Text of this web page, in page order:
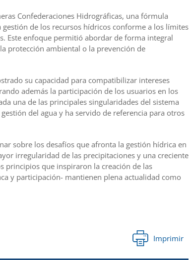
Confederaciones Hidrográficas, una fórmula
de los recursos hídricos conforme a los límites
Este enfoque permitió abordar de forma integral
protección ambiental o la prevención de
su capacidad para compatibilizar intereses
además la participación de los usuarios en los
una de las principales singularidades del sistema
del agua y ha servido de referencia para otros
sobre los desafíos que afronta la gestión hídrica en
irregularidad de las precipitaciones y una creciente
principios que inspiraron la creación de las
y participación- mantienen plena actualidad como
Imprimir